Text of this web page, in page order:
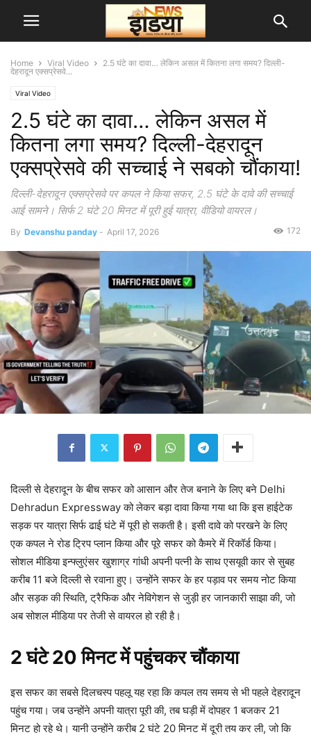
Home Viral Video
2.5 घंटे का दावा… लेकिन असल में कितना लगा समय? दिल्ली-
देहरादून एक्सप्रेसवे...
Viral Video
2.5 घंटे का दावा… लेकिन असल में
कितना लगा समय? दिल्ली-देहरादून
एक्सप्रेसवे की सच्चाई ने सबको चौंकाया!
दिल्ली-देहरादून एक्सप्रेसवे पर कपल ने किया सफर, 2.5 घंटे के दावे की सच्चाई
आई सामने। सिर्फ 2 घंटे 20 मिनट में पूरी हुई यात्रा, वीडियो वायरल।
By Devanshu panday - April 17, 2026 172
दिल्ली से देहरादून के बीच सफर को आसान और तेज बनाने के लिए बने Delhi
Dehradun Expressway को लेकर बड़ा दावा किया गया था कि इस हाईटेक
सड़क पर यात्रा सिर्फ ढाई घंटे में पूरी हो सकती है। इसी दावे को परखने के लिए
एक कपल ने रोड ट्रिप प्लान किया और पूरे सफर को कैमरे में रिकॉर्ड किया।
सोशल मीडिया इन्फ्लुएंसर खुशाग्र गांधी अपनी पत्नी के साथ एसयूवी कार से सुबह
करीब 11 बजे दिल्ली से रवाना हुए। उन्होंने सफर के हर पड़ाव पर समय नोट किया
और सड़क की स्थिति, ट्रैफिक और नेविगेशन से जुड़ी हर जानकारी साझा की, जो
अब सोशल मीडिया पर तेजी से वायरल हो रही है।
2 घंटे 20 मिनट में पहुंचकर चौंकाया
इस सफर का सबसे दिलचस्प पहलू यह रहा कि कपल तय समय से भी पहले देहरादून
पहुंच गया। जब उन्होंने अपनी यात्रा पूरी की, तब घड़ी में दोपहर 1 बजकर 21
मिनट हो रहे थे। यानी उन्होंने करीब 2 घंटे 20 मिनट में दूरी तय कर ली, जो कि